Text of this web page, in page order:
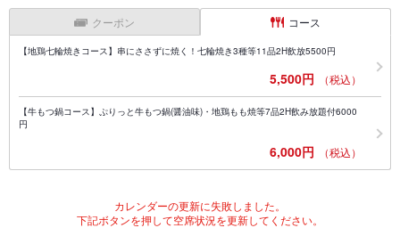
クーポン コース
【地鶏七輪焼きコース】串にささずに焼く！七輪焼き3種等11品2H飲放5500円
5,500円 （税込）
【牛もつ鍋コース】ぷりっと牛もつ鍋(醤油味)・地鶏もも焼等7品2H飲み放題付6000
円
6,000円 （税込）
カレンダーの更新に失敗しました。
下記ボタンを押して空席状況を更新してください。